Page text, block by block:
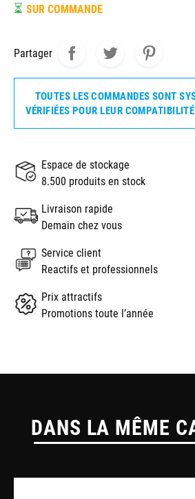
⏳ SUR COMMANDE
Partager
TOUTES LES COMMANDES SONT
VÉRIFIÉES POUR LEUR
Espace de stockage
8.500 produits en stock
Livraison rapide
Demain chez vous
Service client
Reactifs et professionnels
Prix attractifs
Promotions toute l’année
DANS LA MÊME